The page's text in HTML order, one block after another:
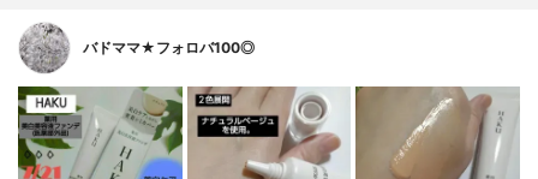
バドママ★フォロバ100◎